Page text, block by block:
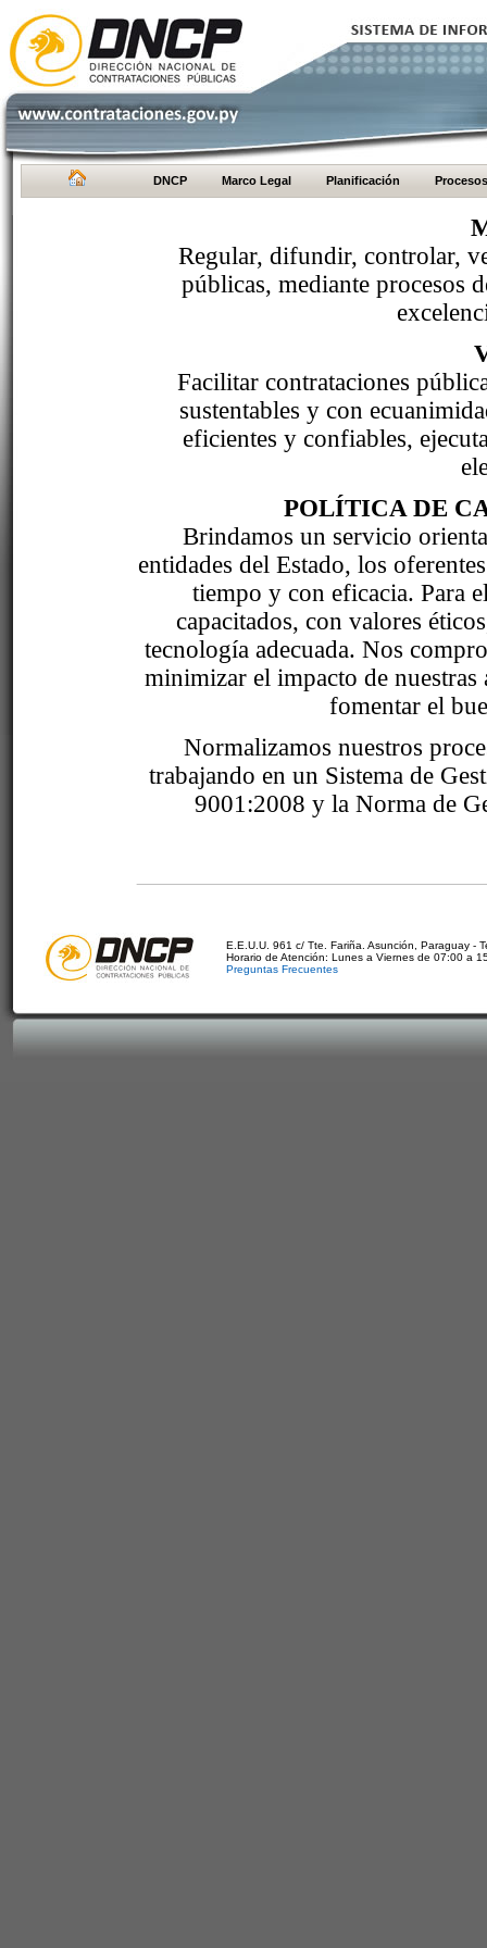
DNCP Marco Legal Planificación Procesos
Regular, difundir, controlar,
públicas, mediante procesos
Facilitar contrataciones
sustentables y con
eficientes y confiables,
POLÍTICA DE
Brindamos un servicio
entidades del Estado, los
tiempo y con eficacia. Para
capacitados, con valores
tecnología adecuada. Nos
minimizar el impacto de
fomentar el
Normalizamos nuestros
trabajando en un Sistema de
9001:2008 y la Norma de
E.E.U.U. 961 c/ Tte. Fariña. Asunción, Paraguay -
Horario de Atención: Lunes a Viernes de 07:00 a
Preguntas Frecuentes